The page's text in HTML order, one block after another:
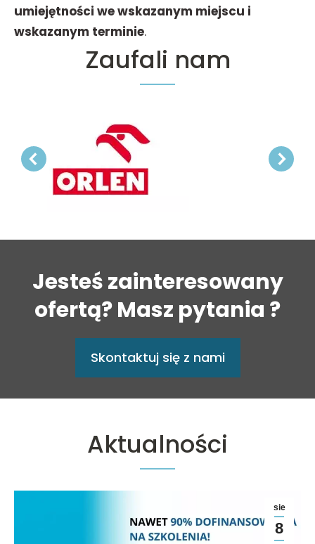
umiejętności we wskazanym miejscu i
wskazanym terminie.
Zaufali nam
Jesteś zainteresowany
ofertą? Masz pytania ?
Skontaktuj się z nami
Aktualności
sie
8